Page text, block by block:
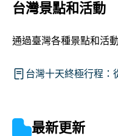
台灣景點和活動
通過臺灣各種景點和活
台灣十天終極行程：
最新更新